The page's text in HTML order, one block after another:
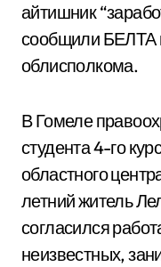
айтишник
сообщили БЕЛТА
облисполкома.
В Гомеле
студента 4-го
областного
летний житель
согласился
неизвестных,